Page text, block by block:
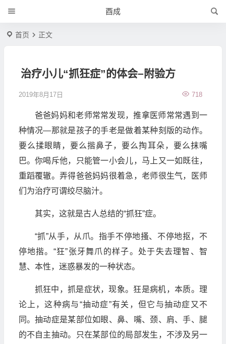
酉成
首页 正文
治疗小儿“抓狂症”的体会–附验方
2019年8月17日 718
爸爸妈妈和老师常常发现，推拿医师常常遇到一
种情况—那就是孩子的手老是做着某种刻版的动作。
要么揉眼睛，要么揩鼻子，要么掏耳朵，要么抹嘴
巴。你喝斥他，只能管一小会儿，马上又一如既往，
重蹈覆辙。弄得爸爸妈妈很着急，老师很生气，医师
们为治疗可谓绞尽脑汁。
其实，这就是古人总结的“抓狂”症。
“抓”从手，从爪。指手不停地搔、不停地抠，不
停地揩。“狂”张牙舞爪的样子。处于失去理智、智
慧、本性，迷惑暴发的一种状态。
抓狂中，抓是症状，现象。狂是病机，本质。理
论上，这种病与“抽动症”有关，但它与抽动症又不
同。抽动症是某部位如眼、鼻、嘴、颈、肩、手、腿
的不自主抽动。只在某部位的局部发生，不涉及另一